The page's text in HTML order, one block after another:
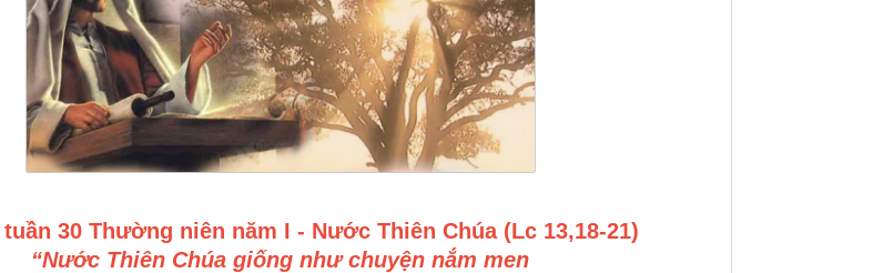
30 Thường niên năm I - Nước Thiên Chúa (Lc 13,18-21)
“Nước Thiên Chúa giống như chuyện nắm men